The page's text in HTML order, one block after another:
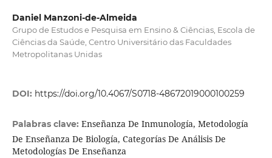
Daniel Manzoni-de-Almeida
Grupo de Estudos e Pesquisa em Ensino & Ciências, Escola de
Ciências da Saúde, Centro Universitário das Faculdades
Metropolitanas Unidas
DOI: https://doi.org/10.4067/S0718-48672019000100259
Palabras clave: Enseñanza De Inmunología, Metodología
De Enseñanza De Biología, Categorías De Análisis De
Metodologías De Enseñanza